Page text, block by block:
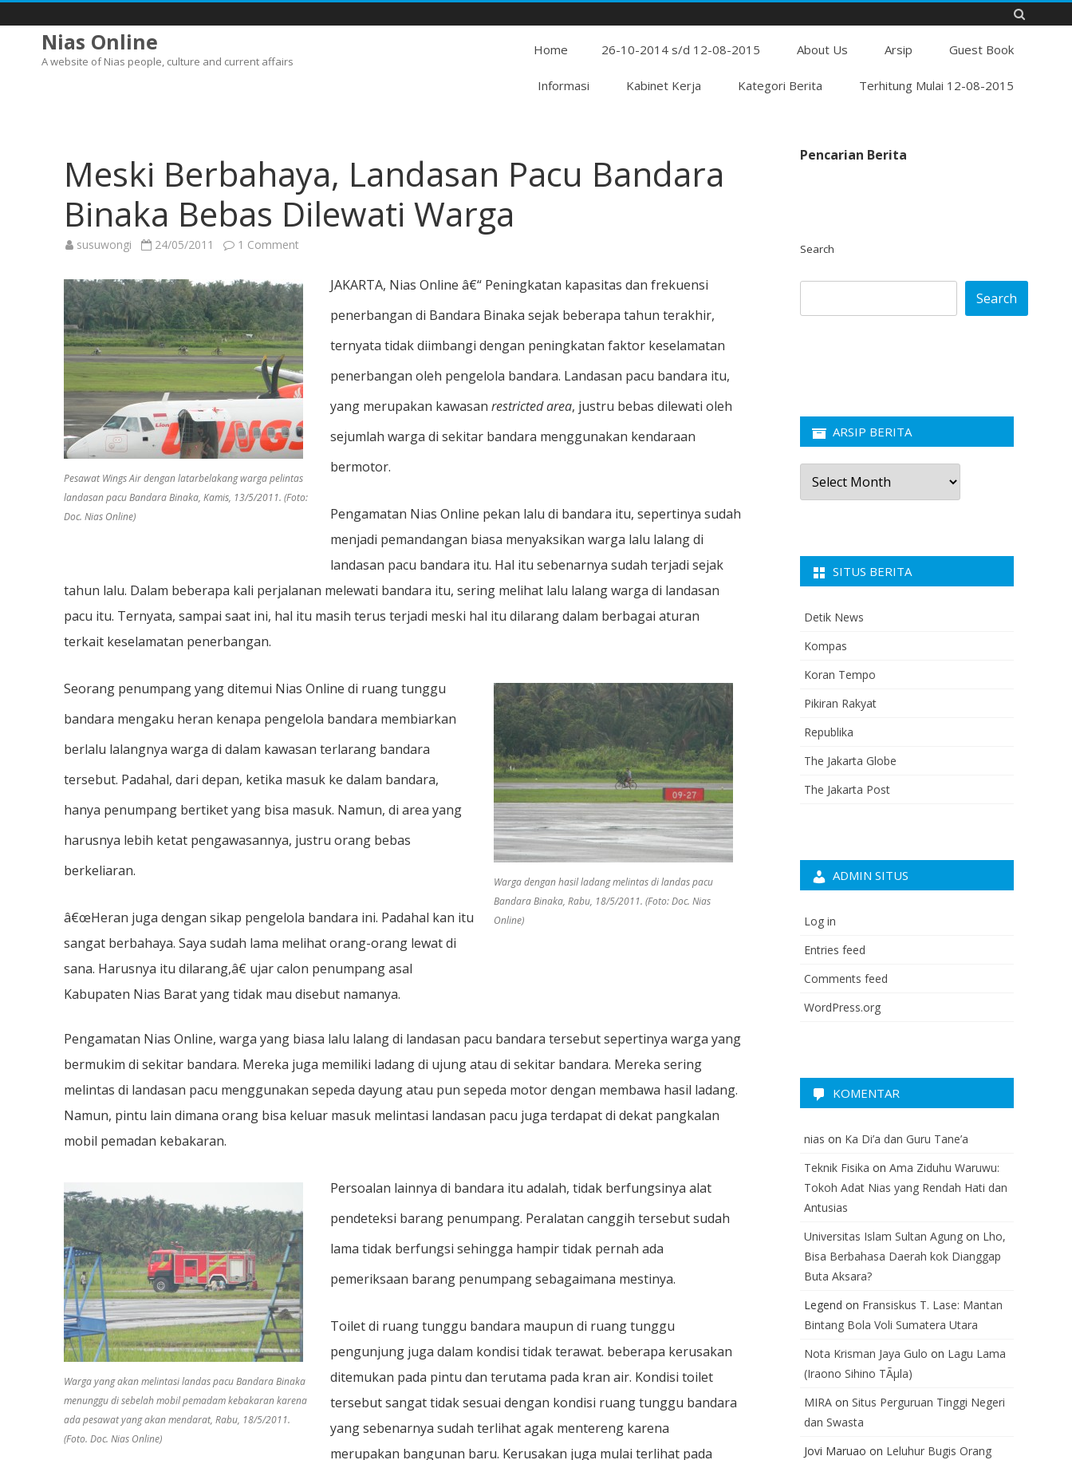
Nias Online
A website of Nias people, culture and current affairs
to
Home 26-10-2014 s/d 12-08-2015 About Us Arsip Guest Book
Informasi Kabinet Kerja Kategori Berita Terhitung Mulai 12-08-2015
Meski Berbahaya, Landasan Pacu Bandara
Binaka Bebas Dilewati Warga
susuwongi 24/05/2011 1 Comment
Landasan
Pacu
Bandara
Binaka
Bebas
Dilewati
Warga
Pesawat Wings Air dengan latarbelakang warga pelintas
landasan pacu Bandara Binaka, Kamis, 13/5/2011. (Foto:
Doc. Nias Online)
JAKARTA, Nias Online â€“ Peningkatan kapasitas dan frekuensi
penerbangan di Bandara Binaka sejak beberapa tahun terakhir,
ternyata tidak diimbangi dengan peningkatan faktor keselamatan
penerbangan oleh pengelola bandara. Landasan pacu bandara itu,
yang merupakan kawasan restricted area, justru bebas dilewati oleh
sejumlah warga di sekitar bandara menggunakan kendaraan
bermotor.
Pengamatan Nias Online pekan lalu di bandara itu, sepertinya sudah
menjadi pemandangan biasa menyaksikan warga lalu lalang di
landasan pacu bandara itu. Hal itu sebenarnya sudah terjadi sejak
tahun lalu. Dalam beberapa kali perjalanan melewati bandara itu, sering melihat lalu lalang warga di landasan
pacu itu. Ternyata, sampai saat ini, hal itu masih terus terjadi meski hal itu dilarang dalam berbagai aturan
terkait keselamatan penerbangan.
Warga dengan hasil ladang melintas di landas pacu
Bandara Binaka, Rabu, 18/5/2011. (Foto: Doc. Nias
Online)
Seorang penumpang yang ditemui Nias Online di ruang tunggu
bandara mengaku heran kenapa pengelola bandara membiarkan
berlalu lalangnya warga di dalam kawasan terlarang bandara
tersebut. Padahal, dari depan, ketika masuk ke dalam bandara,
hanya penumpang bertiket yang bisa masuk. Namun, di area yang
harusnya lebih ketat pengawasannya, justru orang bebas
berkeliaran.
â€œHeran juga dengan sikap pengelola bandara ini. Padahal kan itu
sangat berbahaya. Saya sudah lama melihat orang-orang lewat di
sana. Harusnya itu dilarang,â€ ujar calon penumpang asal
Kabupaten Nias Barat yang tidak mau disebut namanya.
Pengamatan Nias Online, warga yang biasa lalu lalang di landasan pacu bandara tersebut sepertinya warga yang
bermukim di sekitar bandara. Mereka juga memiliki ladang di ujung atau di sekitar bandara. Mereka sering
melintas di landasan pacu menggunakan sepeda dayung atau pun sepeda motor dengan membawa hasil ladang.
Namun, pintu lain dimana orang bisa keluar masuk melintasi landasan pacu juga terdapat di dekat pangkalan
mobil pemadan kebakaran.
Warga yang akan melintasi landas pacu Bandara Binaka
menunggu di sebelah mobil pemadam kebakaran karena
ada pesawat yang akan mendarat, Rabu, 18/5/2011.
(Foto. Doc. Nias Online)
Persoalan lainnya di bandara itu adalah, tidak berfungsinya alat
pendeteksi barang penumpang. Peralatan canggih tersebut sudah
lama tidak berfungsi sehingga hampir tidak pernah ada
pemeriksaan barang penumpang sebagaimana mestinya.
Toilet di ruang tunggu bandara maupun di ruang tunggu
pengunjung juga dalam kondisi tidak terawat. beberapa kerusakan
ditemukan pada pintu dan terutama pada kran air. Kondisi toilet
tersebut sangat tidak sesuai dengan kondisi ruang tunggu bandara
yang sebenarnya sudah terlihat agak mentereng karena
merupakan bangunan baru. Kerusakan juga mulai terlihat pada
Pencarian Berita
Search
Search
ARSIP BERITA
Arsip
Berita
SITUS BERITA
Detik News
Kompas
Koran Tempo
Pikiran Rakyat
Republika
The Jakarta Globe
The Jakarta Post
ADMIN SITUS
Log in
Entries feed
Comments feed
WordPress.org
KOMENTAR
nias on Ka Di’a dan Guru Tane’a
Teknik Fisika on Ama Ziduhu Waruwu:
Tokoh Adat Nias yang Rendah Hati dan
Antusias
Universitas Islam Sultan Agung on Lho,
Bisa Berbahasa Daerah kok Dianggap
Buta Aksara?
Legend on Fransiskus T. Lase: Mantan
Bintang Bola Voli Sumatera Utara
Nota Krisman Jaya Gulo on Lagu Lama
(Iraono Sihino TÃµla)
MIRA on Situs Perguruan Tinggi Negeri
dan Swasta
Jovi Maruao on Leluhur Bugis Orang